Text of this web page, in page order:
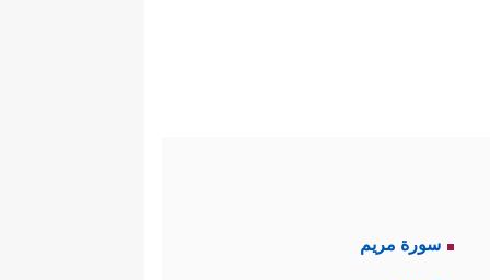
سورة مريم